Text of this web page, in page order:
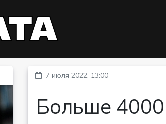
7 июля 2022, 13:00
Больше 4000